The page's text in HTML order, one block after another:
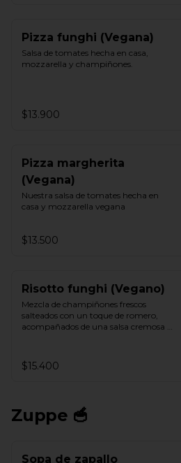
Pizza funghi (Vegana)
Salsa de tomates hecha en casa,
mozzarella y champiñones.
$13.900
Pizza margherita
(Vegana)
Nuestra salsa de tomates hecha en
casa y mozzarella vegana
$13.500
Risotto funghi (Vegano)
Mezcla de champiñones frescos
salteados con un toque de romero,
acompañados de una salsa cremosa y
$15.400
Zuppe 🥣
Sopa de zapallo